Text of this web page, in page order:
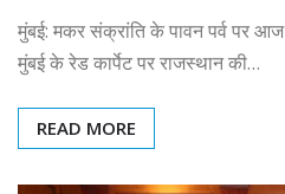
मुंबई: मकर संक्रांति के पावन पर्व पर
मुंबई के रेड कार्पेट पर राजस्थान की…
READ MORE